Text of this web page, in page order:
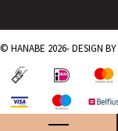
© HANABE 2026- DESIGN BY